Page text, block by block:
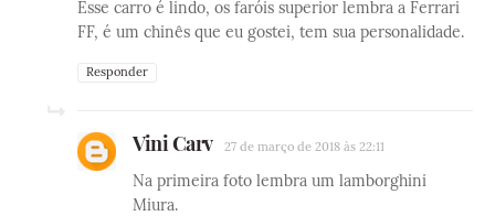
Esse carro é lindo, os faróis superior lembra a Ferrari
FF, é um chinês que eu gostei, tem sua personalidade.
Responder
Vini Carv 27 de março de 2018 às 22:11
Na primeira foto lembra um lamborghini
Miura.